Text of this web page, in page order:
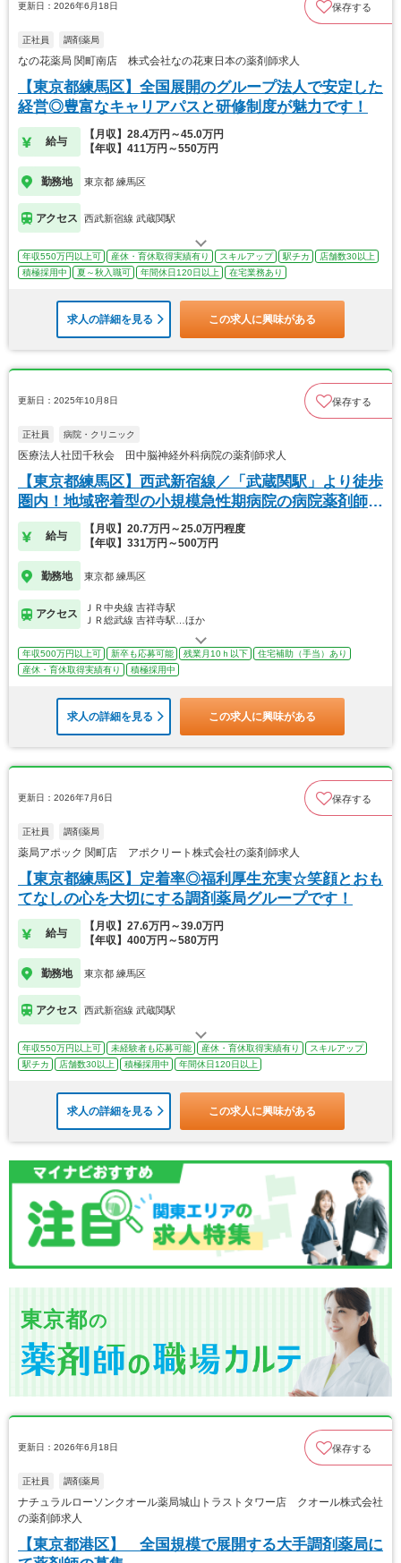
更新日：2026年6月18日 保存する
正社員 調剤薬局
なの花薬局 関町南店 株式会社なの花東日本の薬剤師求人
【東京都練馬区】全国展開のグループ法人で安定した
経営◎豊富なキャリアパスと研修制度が魅力です！
給与
【月収】28.4万円～45.0万円
【年収】411万円～550万円
勤務地 東京都 練馬区
アクセス 西武新宿線 武蔵関駅
年収550万円以上可 産休・育休取得実績有り スキルアップ 駅チカ
店舗数30以上
積極採用中
夏～秋入職可 年間休日120日以上 在宅業務あり
求人の詳細を見る この求人に興味がある
更新日：2025年10月8日 保存する
正社員 病院・クリニック
医療法人社団千秋会 田中脳神経外科病院の薬剤師求人
【東京都練馬区】西武新宿線／「武蔵関駅」より徒歩
圏内！地域密着型の小規模急性期病院の病院薬剤師求
人
給与
【月収】20.7万円～25.0万円程度
【年収】331万円～500万円
勤務地 東京都 練馬区
アクセス
ＪＲ中央線 吉祥寺駅
ＪＲ総武線 吉祥寺駅…ほか
年収500万円以上可 新卒も応募可能 残業月10ｈ以下
住宅補助（手当）あり
産休・育休取得実績有り
積極採用中
求人の詳細を見る この求人に興味がある
更新日：2026年7月6日 保存する
正社員 調剤薬局
薬局アポック 関町店 アポクリート株式会社の薬剤師求人
【東京都練馬区】定着率◎福利厚生充実☆笑顔とおも
てなしの心を大切にする調剤薬局グループです！
給与
【月収】27.6万円～39.0万円
【年収】400万円～580万円
勤務地 東京都 練馬区
アクセス 西武新宿線 武蔵関駅
年収550万円以上可 未経験者も応募可能 産休・育休取得実績有り
スキルアップ
駅チカ
店舗数30以上 積極採用中 年間休日120日以上
求人の詳細を見る この求人に興味がある
東京都の
更新日：2026年6月18日 保存する
正社員 調剤薬局
ナチュラルローソンクオール薬局城山トラストタワー店 クオール株式会社
の薬剤師求人
【東京都港区】 全国規模で展開する大手調剤薬局に